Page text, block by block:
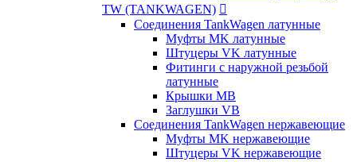
TW (TANKWAGEN) 
Соединения TankWagen латунные
Муфты MK латунные
Штуцеры VK латунные
Фитинги с наружной резьбой
латунные
Крышки MB
Заглушки VB
Соединения TankWagen нержавеющие
Муфты MK нержавеющие
Штуцеры VK нержавеющие